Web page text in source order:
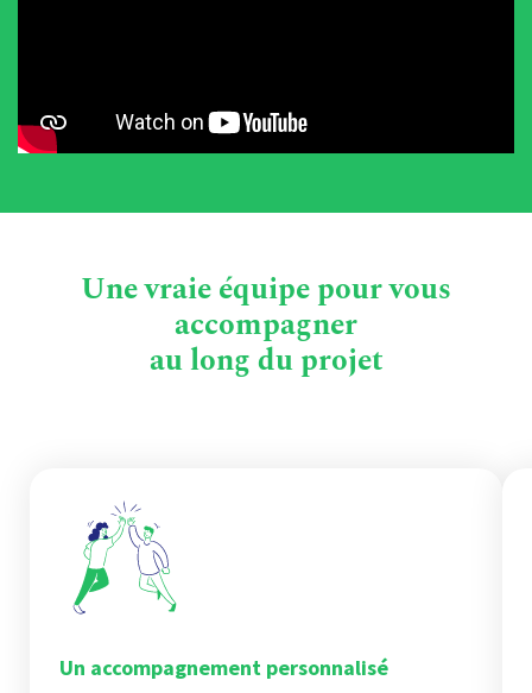
Une vraie équipe pour vous
accompagner
au long du projet
Un accompagnement personnalisé